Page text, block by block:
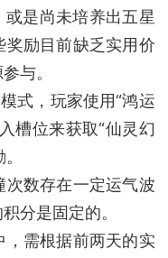
是尚未培养出五星
励目前缺乏实用价
与。
式，玩家使用“鸿运
槽位来获取“仙灵幻
数存在一定运气波
分是固定的。
需根据前两天的实